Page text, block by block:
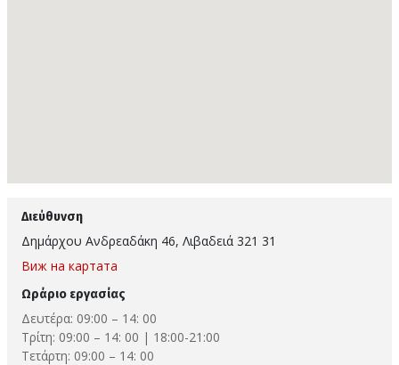
Διεύθυνση
Δημάρχου Ανδρεαδάκη 46, Λιβαδειά 321 31
Виж на картата
Ωράριο εργασίας
Δευτέρα: 09:00 – 14: 00
Τρίτη: 09:00 – 14: 00 | 18:00-21:00
Τετάρτη: 09:00 – 14: 00